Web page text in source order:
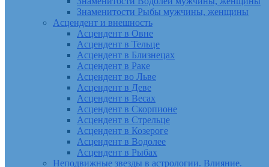
Знаменитости Рыбы мужчины, женщины
Асцендент и внешность
Асцендент в Овне
Асцендент в Тельце
Асцендент в Близнецах
Асцендент в Раке
Асцендент во Льве
Асцендент в Деве
Асцендент в Весах
Асцендент в Скорпионе
Асцендент в Стрельце
Асцендент в Козероге
Асцендент в Водолее
Асцендент в Рыбах
Неподвижные звезды в астрологии. Влияние.